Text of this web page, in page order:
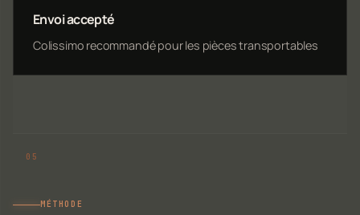
Envoi accepté
Colissimo recommandé pour les pièces transportables
MÉTHODE